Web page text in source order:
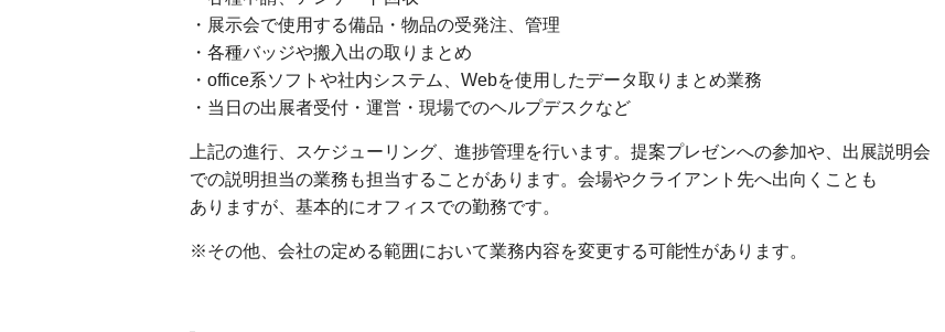
・展示会で使用する備品・物品の受発注、管理
・各種バッジや搬入出の取りまとめ
・office系ソフトや社内システム、Webを使用したデータ取りまとめ業務
・当日の出展者受付・運営・現場でのヘルプデスクなど
上記の進行、スケジューリング、進捗管理を行います。提案プレゼンへの参加や、出展説明会
での説明担当の業務も担当することがあります。会場やクライアント先へ出向くことも
ありますが、基本的にオフィスでの勤務です。
※その他、会社の定める範囲において業務内容を変更する可能性があります。